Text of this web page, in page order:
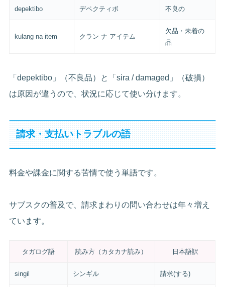
depektibo デペクティボ 不良の
kulang na item クラン ナ アイテム
欠品・未着の
品
「depektibo」（不良品）と「sira / damaged」（破損）
は原因が違うので、状況に応じて使い分けます。
請求・支払いトラブルの語
料金や課金に関する苦情で使う単語です。
サブスクの普及で、請求まわりの問い合わせは年々増え
ています。
タガログ語 読み方（カタカナ読み） 日本語訳
singil シンギル 請求(する)